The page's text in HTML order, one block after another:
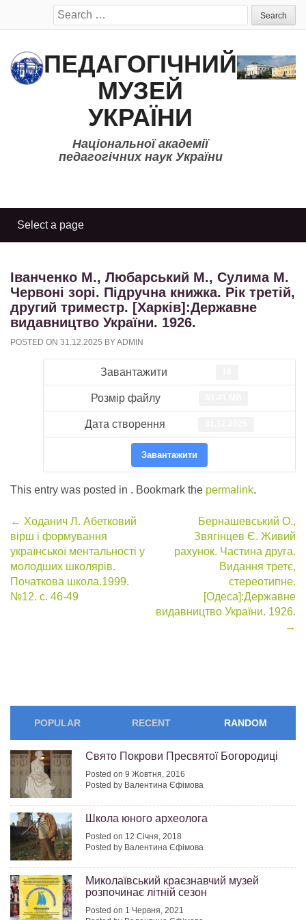
Search
for:
ПЕДАГОГІЧНИЙ
МУЗЕЙ
УКРАЇНИ
Національної академії
педагогічних наук України
Іванченко М., Любарський М., Сулима М.
Червоні зорі. Підручна книжка. Рік третій,
другий триместр. [Харків]:Державне
видавництво України. 1926.
POSTED ON 31.12.2025 BYADMIN
Завантажити
Розмір файлу
Дата створення
Завантажити
This entry was posted in . Bookmark the permalink.
Post
navigation
← Ходанич Л. Абетковий
вірш і формування
української ментальності у
молодших школярів.
Початкова школа.1999.
№12. с. 46-49
Бернашевський О.,
Звягінцев Є. Живий
рахунок. Частина друга.
Видання третє,
стереотипне.
[Одеса]:Державне
видавництво України. 1926.
→
POPULAR RECENT RANDOM
Cвято Покрови Пресвятої Богородиці
Posted on 9 Жовтня, 2016
Posted by Валентина Єфімова
Школа юного археолога
Posted on 12 Січня, 2018
Posted by Валентина Єфімова
Миколаївський краєзнавчий музей
розпочинає літній сезон
Posted on 1 Червня, 2021